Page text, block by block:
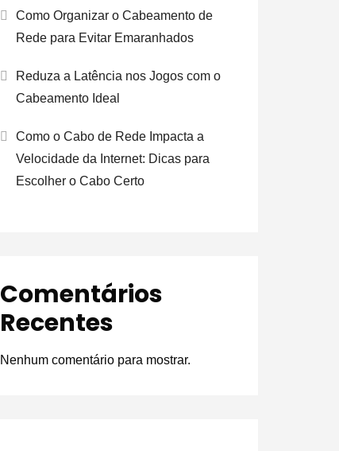
Como Organizar o Cabeamento de
Rede para Evitar Emaranhados
Reduza a Latência nos Jogos com o
Cabeamento Ideal
Como o Cabo de Rede Impacta a
Velocidade da Internet: Dicas para
Escolher o Cabo Certo
Comentários
Recentes
Nenhum comentário para mostrar.